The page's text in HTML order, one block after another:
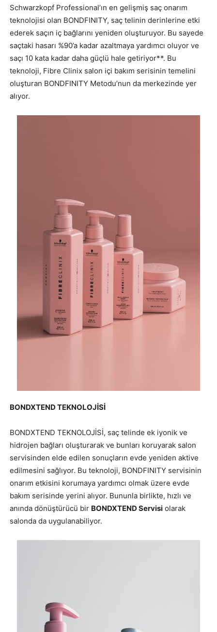
Schwarzkopf Professional’ın en gelişmiş saç onarım
teknolojisi olan BONDFINITY, saç telinin derinlerine etki
ederek saçın iç bağlarını yeniden oluşturuyor. Bu sayede
saçtaki hasarı %90’a kadar azaltmaya yardımcı oluyor ve
saçı 10 kata kadar daha güçlü hale getiriyor**. Bu
teknoloji, Fibre Clinix salon içi bakım serisinin temelini
oluşturan BONDFINITY Metodu’nun da merkezinde yer
alıyor.
BONDXTEND TEKNOLOJİSİ
BONDXTEND TEKNOLOJİSİ, saç telinde ek iyonik ve
hidrojen bağları oluşturarak ve bunları koruyarak salon
servisinden elde edilen sonuçların evde yeniden aktive
edilmesini sağlıyor. Bu teknoloji, BONDFINITY servisinin
onarım etkisini korumaya yardımcı olmak üzere evde
bakım serisinde yerini alıyor. Bununla birlikte, hızlı ve
anında dönüştürücü bir BONDXTEND Servisi olarak
salonda da uygulanabiliyor.